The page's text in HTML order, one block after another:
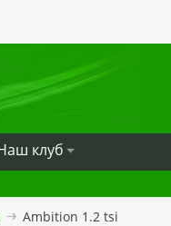
клуб
Ambition 1.2 tsi